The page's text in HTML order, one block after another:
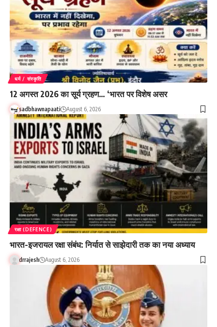
धर्म / संस्कृति
12 अगस्त 2026 का सूर्य ग्रहण… ‘भारत पर विशेष असर
sadbhawnapaati August 6, 2026
रक्षा (DEFENCE)
भारत-इजरायल रक्षा संबंध: निर्यात से साझेदारी तक का नया अध्याय
drrajesh August 6, 2026